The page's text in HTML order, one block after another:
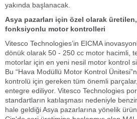
yakında başlanacak.
Asya pazarları için özel olarak
fonksiyonlu motor kontrolleri
Vitesco Technologies’in EICMA
dönük olarak 50 - 250 cc motor hacimli,
motorlar için en yeni nesil motor kontrol
Bu “Hava Modüllü Motor Kontrol
kontrolü için gereken tüm önemli
entegre ediliyor. Vitesco Technologies
standartların katılaşması nedeniyle
hale geldiği Asya pazarlarına yönelik